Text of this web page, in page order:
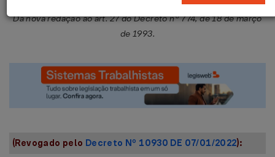
Dá nova redação ao art. 27 do Decreto nº 774, de 18 de março
de 1993.
(Revogado pelo Decreto Nº 10930 DE 07/01/2022):